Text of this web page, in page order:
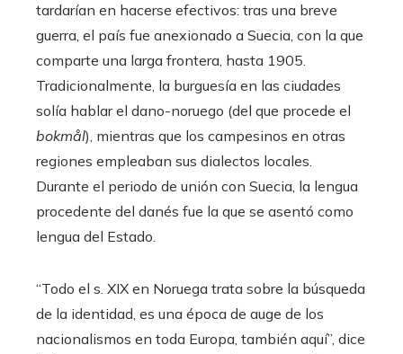
tardarían en hacerse efectivos: tras una breve
guerra, el país fue anexionado a Suecia, con la que
comparte una larga frontera, hasta 1905.
Tradicionalmente, la burguesía en las ciudades
solía hablar el dano-noruego (del que procede el
bokmål), mientras que los campesinos en otras
regiones empleaban sus dialectos locales.
Durante el periodo de unión con Suecia, la lengua
procedente del danés fue la que se asentó como
lengua del Estado.
“Todo el s. XIX en Noruega trata sobre la búsqueda
de la identidad, es una época de auge de los
nacionalismos en toda Europa, también aquí”, dice